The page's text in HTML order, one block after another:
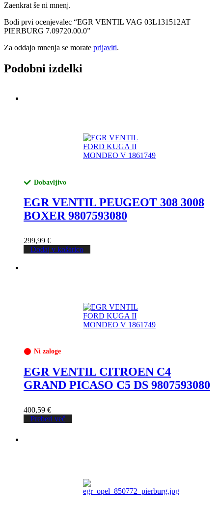
Zaenkrat še ni mnenj.
Bodi prvi ocenjevalec “EGR VENTIL VAG 03L131512AT
PIERBURG 7.09720.00.0”
Za oddajo mnenja se morate prijaviti.
Podobni izdelki
Dobavljivo
EGR VENTIL PEUGEOT 308 3008
BOXER 9807593080
299,99 €
Dodaj v košarico
Ni zaloge
EGR VENTIL CITROEN C4
GRAND PICASO C5 DS 9807593080
400,59 €
Preberi več